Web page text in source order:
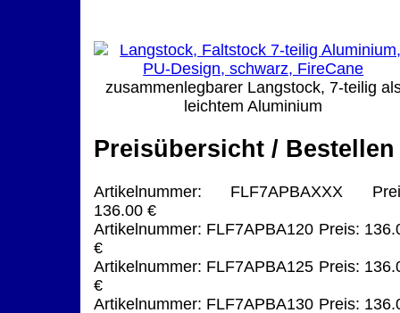
zusammenlegbarer Langstock, 7-teilig
leichtem Aluminium
Preisübersicht / Bestellen
Artikelnummer: FLF7APBAXXX
136.00 €
Artikelnummer: FLF7APBA120 Preis:
€
Artikelnummer: FLF7APBA125 Preis:
€
Artikelnummer: FLF7APBA130 Preis: